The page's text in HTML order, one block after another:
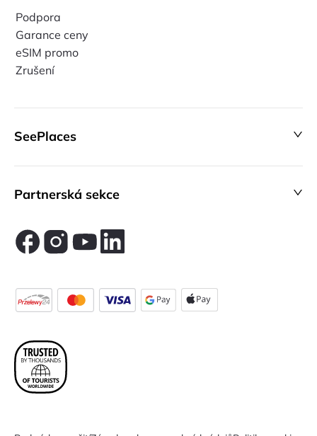
Podpora
Garance ceny
eSIM promo
Zrušení
SeePlaces
Partnerská sekce